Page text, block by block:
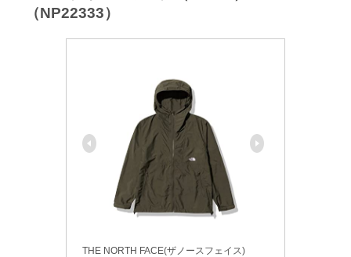
（NP22333）
THE NORTH FACE(ザノースフェイス)